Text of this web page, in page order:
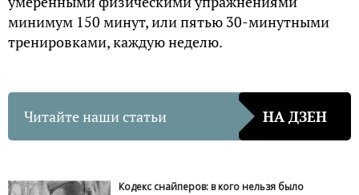
минимум 150 минут, или пятью 30-минутными
тренировками, каждую неделю.
Читайте наши статьи НА ДЗЕН
Кодекс снайперов: в кого нельзя было